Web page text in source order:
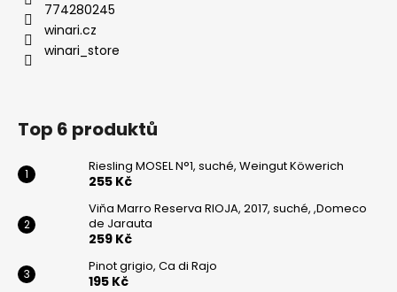
774280245
winari.cz
winari_store
Top 6 produktů
Riesling MOSEL N°1, suché, Weingut Köwerich
255 Kč
Viňa Marro Reserva RIOJA, 2017, suché, ,Domeco
de Jarauta
259 Kč
Pinot grigio, Ca di Rajo
195 Kč